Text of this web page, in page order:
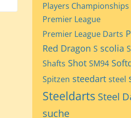
Players Championships
Premier League
Premier League Darts
Red Dragon S scolia
Shafts Shot SM94
Spitzen steedart steel
Steeldarts Steel
suche